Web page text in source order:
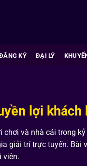
KÝ ĐẠI LÝ
lợi khách
và nhà cái trong
giải trí trực tuyến. Bài
viên.